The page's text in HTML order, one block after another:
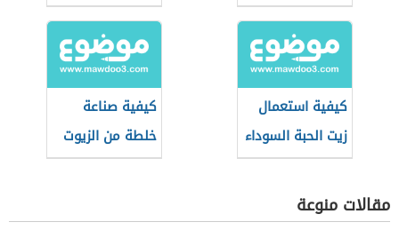
للشعر
كيفية استعمال
زيت الحبة السوداء
للشعر
كيفية صناعة
خلطة من الزيوت
المفيدة للشعر
مقالات منوعة